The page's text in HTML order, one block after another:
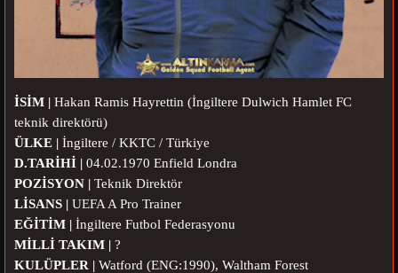
İSİM | Hakan Ramis Hayrettin (İngiltere Dulwich Hamlet FC
teknik direktörü)
ÜLKE | İngiltere / KKTC / Türkiye
D.TARİHİ | 04.02.1970 Enfield Londra
POZİSYON | Teknik Direktör
LİSANS | UEFA A Pro Trainer
EĞİTİM | İngiltere Futbol Federasyonu
MİLLİ TAKIM | ?
KULÜPLER | Watford (ENG:1990), Waltham Forest